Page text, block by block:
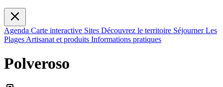
Agenda Carte interactive Sites Découvrez le territoire SéjournerLes
Plages Artisanat et produits Informations pratiques
Polveroso